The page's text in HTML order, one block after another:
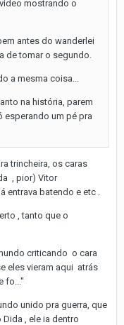
mostrando o
antes do wanderlei
de tomar o segundo.
a mesma coisa...
na história, parem
esperando um pé pra
trincheira, os caras
, pior) Vitor
batendo e etc .
, tanto que o
criticando o cara
eles vieram aqui atrás
fo..."
unido pra guerra, que
, ele ia dentro